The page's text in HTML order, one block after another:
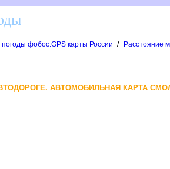
фобос.GPS карты России /
Расстояние
АВТОМОБИЛЬНАЯ КАРТА